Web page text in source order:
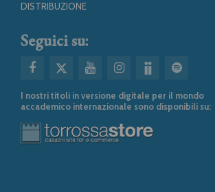
DISTRIBUZIONE
Seguici su:
I nostri titoli in versione digitale per il mondo
accademico internazionale sono disponibili su: